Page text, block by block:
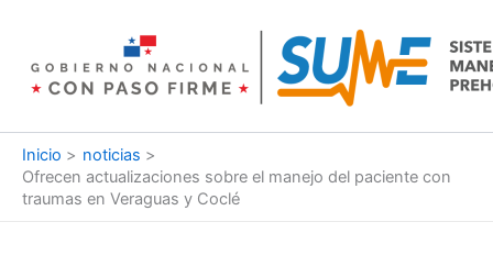
contenido
Inicio
noticias
Ofrecen actualizaciones sobre el manejo del paciente con
traumas en Veraguas y Coclé